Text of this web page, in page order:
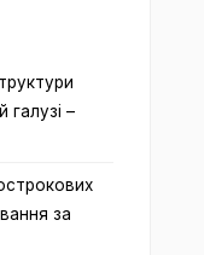
галузі –
за